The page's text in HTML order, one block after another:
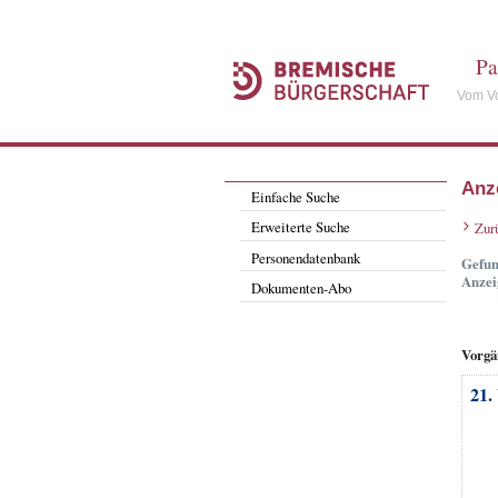
Vom
Einfache Suche
Erweiterte Suche
Personendatenbank
Dokumenten-Abo